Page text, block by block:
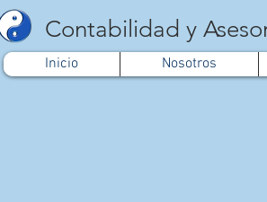
Contabilidad y
Inicio Nosotros